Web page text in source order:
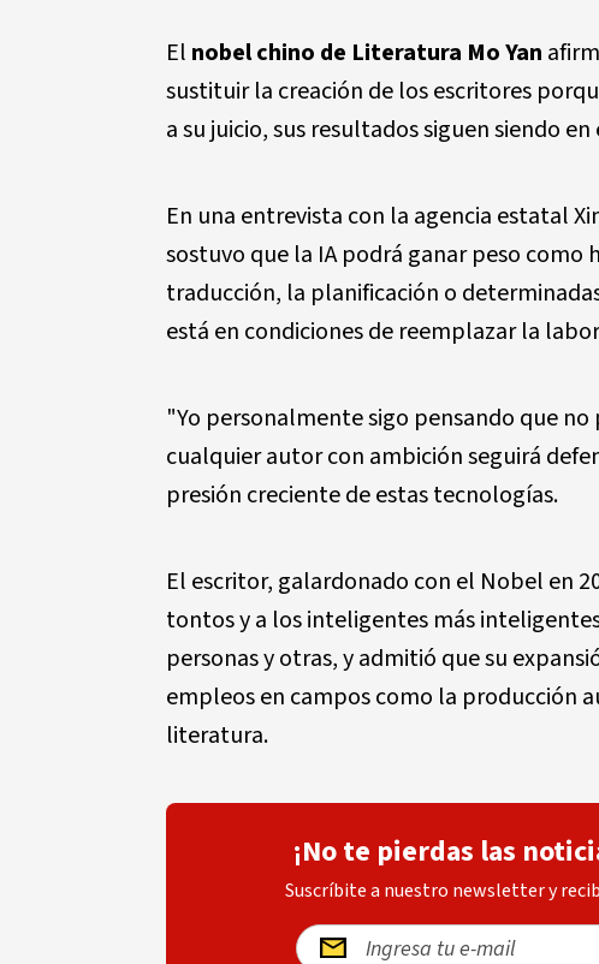
El nobel chino de Literatura Mo Yan
sustituir la creación de los escritores
a su juicio, sus resultados siguen siendo
En una entrevista con la agencia estatal
sostuvo que la IA podrá ganar peso
traducción, la planificación o
está en condiciones de reemplazar la
"Yo personalmente sigo pensando que
cualquier autor con ambición seguirá
presión creciente de estas tecnologías.
El escritor, galardonado con el Nobel en
tontos y a los inteligentes más
personas y otras, y admitió que su
empleos en campos como la producción
literatura.
¡No te pierdas las
Suscríbite a nuestro newsletter y